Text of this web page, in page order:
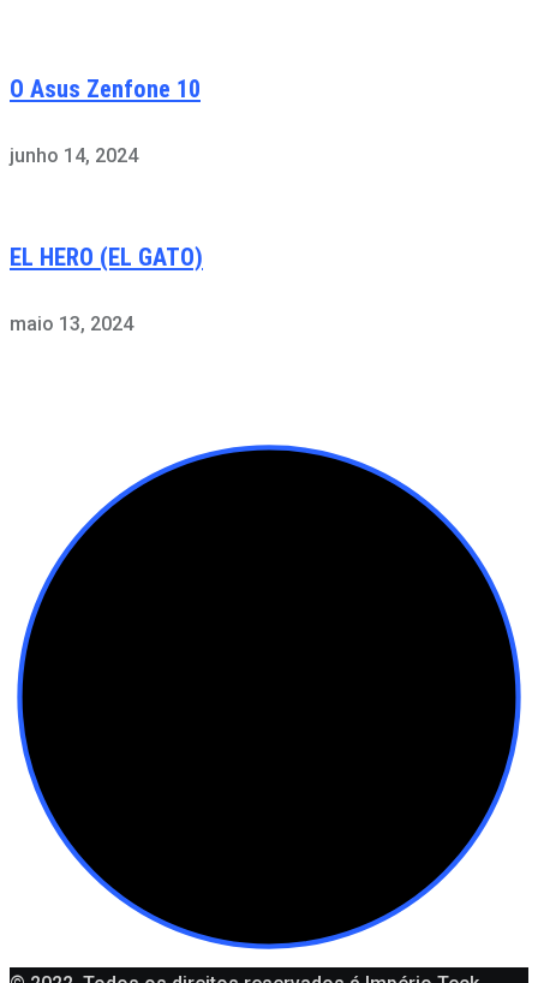
O Asus Zenfone 10
junho 14, 2024
EL HERO (EL GATO)
maio 13, 2024